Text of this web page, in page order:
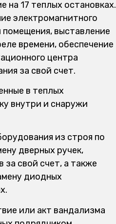
на 17 теплых остановках.
электромагнитного
выставление
времени, обеспечение
центра
за свой счет.
в теплых
внутри и снаружи
из строя по
дверных ручек,
за свой счет, а также
диодных
или акт вандализма